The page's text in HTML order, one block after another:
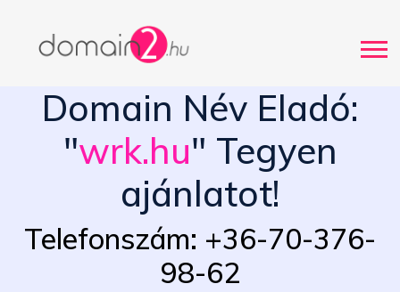
Domain Név Eladó:
"wrk.hu" Tegyen
ajánlatot!
Telefonszám: +36-70-376-
98-62